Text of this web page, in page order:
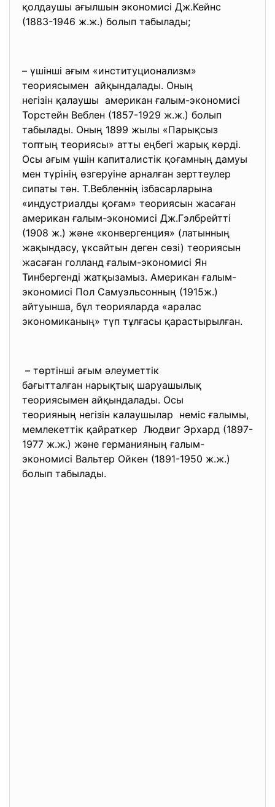
қолдаушы ағылшын экономисі Дж.Кейнс
(1883-1946 ж.ж.) болып табылады;
– үшінші ағым «институционализм»
теориясымен айқындалады. Оның
негізін қалаушы американ ғалым-экономисі
Торстейн Веблен (1857-1929 ж.ж.) болып
табылады. Оның 1899 жылы «Парықсыз
топтың теориясы» атты еңбегі жарық көрді.
Осы ағым үшін капиталистік қоғамның дамуы
мен түрінің өзгеруіне арналған зерттеулер
сипаты тән. Т.Вебленнің ізбасарларына
«индустриалды қоғам» теориясын жасаған
американ ғалым-экономисі Дж.Гэлбрейтті
(1908 ж.) және «конвергенция» (латынның
жақындасу, ұксайтын деген сөзі) теориясын
жасаған голланд ғалым-экономисі Ян
Тинбергенді жатқызамыз. Американ ғалым-
экономисі Пол Самуэльсонның (1915ж.)
айтуынша, бұл теорияларда «аралас
экономиканың» түп тұлғасы қарастырылған.
– төртінші ағым әлеуметтік
бағытталған нарықтық шаруашылық
теориясымен айқындалады. Осы
теорияның негізін калаушылар неміс ғалымы,
мемлекеттік қайраткер Людвиг Эрхард (1897-
1977 ж.ж.) және германияның ғалым-
экономисі Вальтер Ойкен (1891-1950 ж.ж.)
болып табылады.